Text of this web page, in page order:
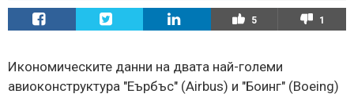
5 1
Икономическите данни на двата най-големи
авиоконструктура "Еърбъс" (Airbus) и "Боинг" (Boeing)